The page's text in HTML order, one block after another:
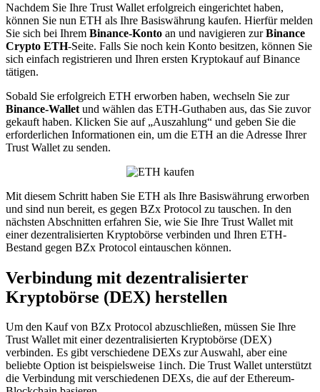
Nachdem Sie Ihre Trust Wallet erfolgreich eingerichtet haben,
können Sie nun ETH als Ihre Basiswährung kaufen. Hierfür melden
Sie sich bei Ihrem Binance-Konto an und navigieren zurBinance
Crypto ETH-Seite. Falls Sie noch kein Konto besitzen, können Sie
sich einfach registrieren und Ihren ersten Kryptokauf auf Binance
tätigen.
Sobald Sie erfolgreich ETH erworben haben, wechseln Sie zur
Binance-Wallet und wählen das ETH-Guthaben aus, das Sie zuvor
gekauft haben. Klicken Sie auf „Auszahlung“ und geben Sie die
erforderlichen Informationen ein, um die ETH an die Adresse Ihrer
Trust Wallet zu senden.
Mit diesem Schritt haben Sie ETH als Ihre Basiswährung erworben
und sind nun bereit, es gegen BZx Protocol zu tauschen. In den
nächsten Abschnitten erfahren Sie, wie Sie Ihre Trust Wallet mit
einer dezentralisierten Kryptobörse verbinden und Ihren ETH-
Bestand gegen BZx Protocol eintauschen können.
Verbindung mit dezentralisierter
Kryptobörse (DEX) herstellen
Um den Kauf von BZx Protocol abzuschließen, müssen Sie Ihre
Trust Wallet mit einer dezentralisierten Kryptobörse (DEX)
verbinden. Es gibt verschiedene DEXs zur Auswahl, aber eine
beliebte Option ist beispielsweise 1inch. Die Trust Wallet unterstützt
die Verbindung mit verschiedenen DEXs, die auf der Ethereum-